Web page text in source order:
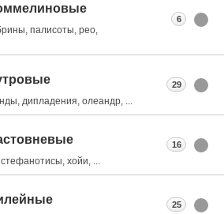
палисоты, рео,
6
дипладения, олеандр, ...
29
хойи, ...
16
25